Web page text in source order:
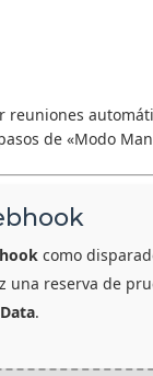
de «Modo
como
una reserva de
.